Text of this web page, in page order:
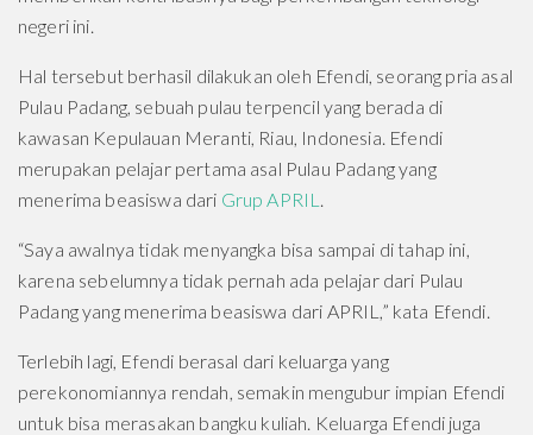
negeri ini.
Hal tersebut berhasil dilakukan oleh Efendi, seorang pria asal
Pulau Padang, sebuah pulau terpencil yang berada di
kawasan Kepulauan Meranti, Riau, Indonesia. Efendi
merupakan pelajar pertama asal Pulau Padang yang
menerima beasiswa dari Grup APRIL .
“Saya awalnya tidak menyangka bisa sampai di tahap ini,
karena sebelumnya tidak pernah ada pelajar dari Pulau
Padang yang menerima beasiswa dari APRIL,” kata Efendi.
Terlebih lagi, Efendi berasal dari keluarga yang
perekonomiannya rendah, semakin mengubur impian Efendi
untuk bisa merasakan bangku kuliah. Keluarga Efendi juga